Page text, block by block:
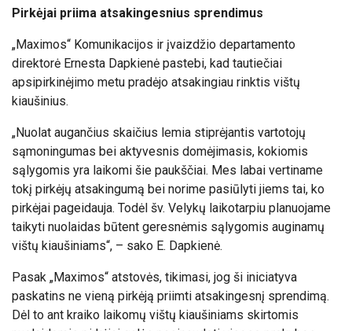
Pirkėjai priima atsakingesnius sprendimus
„Maximos“ Komunikacijos ir įvaizdžio departamento
direktorė Ernesta Dapkienė pastebi, kad tautiečiai
apsipirkinėjimo metu pradėjo atsakingiau rinktis vištų
kiaušinius.
„Nuolat augančius skaičius lemia stiprėjantis vartotojų
sąmoningumas bei aktyvesnis domėjimasis, kokiomis
sąlygomis yra laikomi šie paukščiai. Mes labai vertiname
tokį pirkėjų atsakingumą bei norime pasiūlyti jiems tai, ko
pirkėjai pageidauja. Todėl šv. Velykų laikotarpiu planuojame
taikyti nuolaidas būtent geresnėmis sąlygomis auginamų
vištų kiaušiniams“, – sako E. Dapkienė.
Pasak „Maximos“ atstovės, tikimasi, jog ši iniciatyva
paskatins ne vieną pirkėją priimti atsakingesnį sprendimą.
Dėl to ant kraiko laikomų vištų kiaušiniams skirtomis